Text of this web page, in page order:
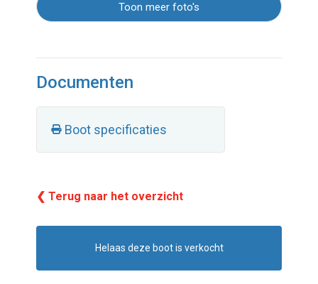
Toon meer foto's
Documenten
Boot specificaties
❮ Terug naar het overzicht
Helaas deze boot is verkocht